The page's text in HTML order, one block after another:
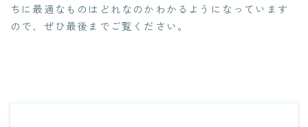
ちに最適なものはどれなのかわかるようになっています
ので、ぜひ最後までご覧ください。